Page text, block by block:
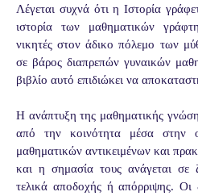
Λέγεται συχνά ότι η Ιστορία
ιστορία των μαθηματικών
νικητές στον άδικο πόλεμο των
σε βάρος διαπρεπών γυναικών
βιβλίο αυτό επιδιώκει να
Η ανάπτυξη της μαθηματικής
από την κοινότητα μέσα
μαθηματικών αντικειμένων και
και η σημασία τους ανάγεται σε
τελικά αποδοχής ή απόρριψης. Οι